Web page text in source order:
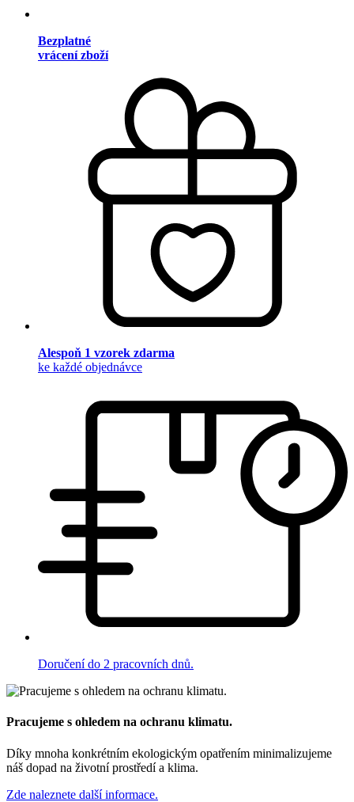
Bezplatné
vrácení zboží
Alespoň 1 vzorek zdarma
ke každé objednávce
Doručení do 2 pracovních dnů.
Pracujeme s ohledem na ochranu klimatu.
Díky mnoha konkrétním ekologickým opatřením minimalizujeme
náš dopad na životní prostředí a klima.
Zde naleznete další informace.